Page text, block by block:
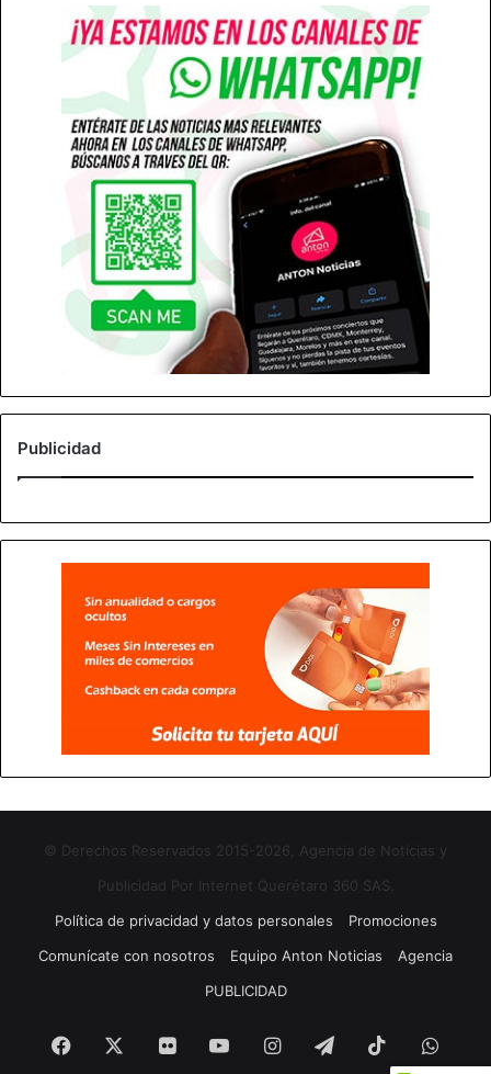
Publicidad
© Derechos Reservados 2015-2026, Agencia de Noticias y
Publicidad Por Internet Querétaro 360 SAS.
Política de privacidad y datos personales
Promociones
Comunícate con nosotros
Equipo Anton Noticias
Agencia
PUBLICIDAD
Facebook FlickrYouTubeInstagram
TelegramTikTok